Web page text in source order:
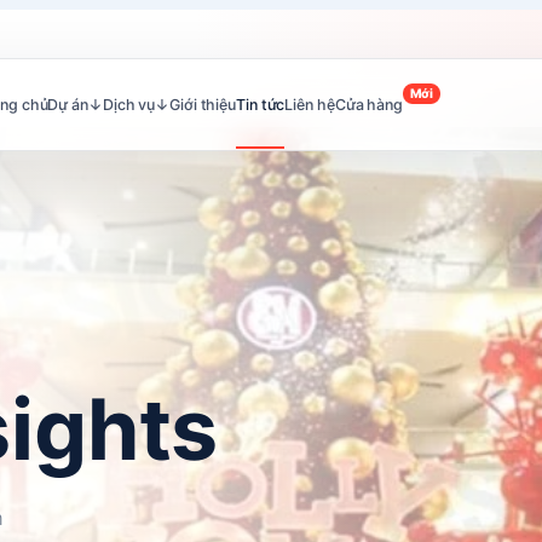
chủDự án↓ Dịch vụ↓Giới thiệuTin tứcLiên hệCửa hàng
Mới